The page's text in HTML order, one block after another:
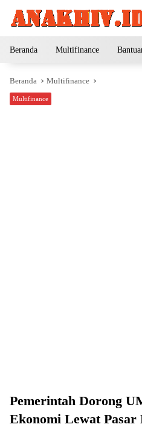
Beranda Multifinance
Beranda Multifinance
Multifinance
Pemerintah Dorong
Ekonomi Lewat